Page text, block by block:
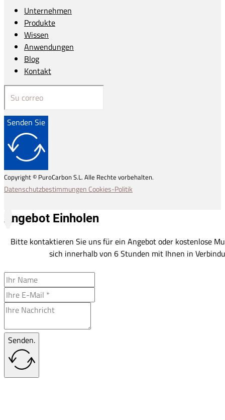
Unternehmen
Produkte
Wissen
Anwendungen
Blog
Kontakt
Senden Sie
Copyright © PuroCarbon S.L. Alle Rechte vorbehalten.
Datenschutzbestimmungen Cookies-Politik
Angebot Einholen
Bitte kontaktieren Sie uns für ein Angebot oder kostenlose
sich innerhalb von 6 Stunden mit Ihnen in
Senden.